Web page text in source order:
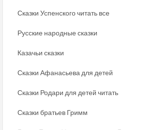
Сказки Успенского читать все
Русские народные сказки
Казачьи сказки
Сказки Афанасьева для детей
Сказки Родари для детей читать
Сказки братьев Гримм